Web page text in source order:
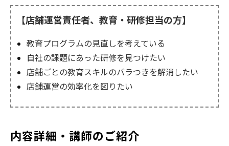
【店舗運営責任者、教育・研修担当の方】
教育プログラムの見直しを考えている
自社の課題にあった研修を見つけたい
店舗ごとの教育スキルのバラつきを解消したい
店舗運営の効率化を図りたい
内容詳細・講師のご紹介